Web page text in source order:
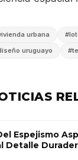
urbana #
uruguayo #
Espejismo
Detalle